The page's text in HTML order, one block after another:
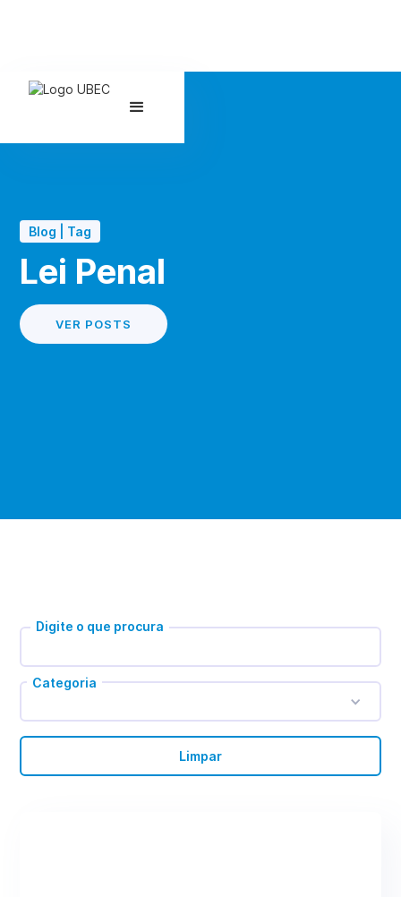
Blog | Tag
Lei Penal
VER POSTS
Digite o que procura
Categoria
Limpar